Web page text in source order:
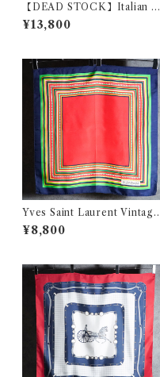
【DEAD STOCK】Italian A
rmy Linen Back Pack イタ
リア軍 リネン バックパック リ
¥13,800
Yves Saint Laurent Vintage
Silk Scarf イヴ・サンローラ
ン シルク スカーフ
¥8,800